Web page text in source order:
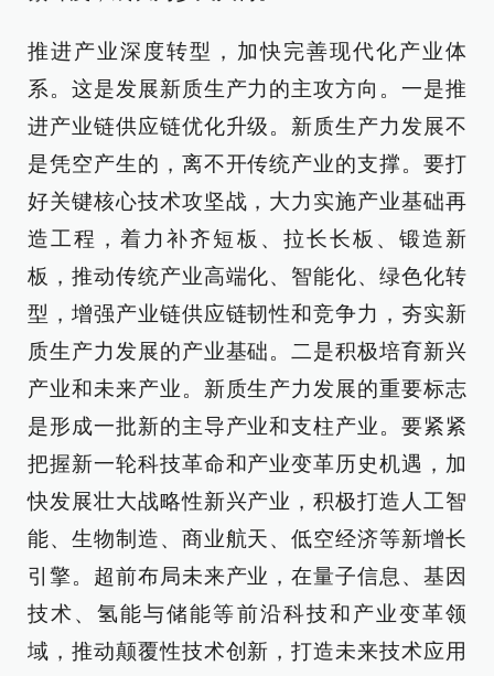
推进产业深度转型，加快完善现代化产业体
系。这是发展新质生产力的主攻方向。一是推
进产业链供应链优化升级。新质生产力发展不
是凭空产生的，离不开传统产业的支撑。要打
好关键核心技术攻坚战，大力实施产业基础再
造工程，着力补齐短板、拉长长板、锻造新
板，推动传统产业高端化、智能化、绿色化转
型，增强产业链供应链韧性和竞争力，夯实新
质生产力发展的产业基础。二是积极培育新兴
产业和未来产业。新质生产力发展的重要标志
是形成一批新的主导产业和支柱产业。要紧紧
把握新一轮科技革命和产业变革历史机遇，加
快发展壮大战略性新兴产业，积极打造人工智
能、生物制造、商业航天、低空经济等新增长
引擎。超前布局未来产业，在量子信息、基因
技术、氢能与储能等前沿科技和产业变革领
域，推动颠覆性技术创新，打造未来技术应用